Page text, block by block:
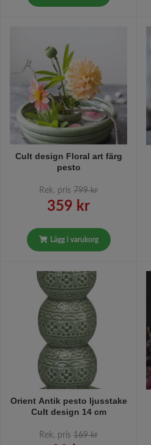
Cult design Floral art färg
pesto
Rek. pris 799 kr
359 kr
Lägg i varukorg
Orient Antik pesto ljusstake
Cult design 14 cm
Rek. pris 169 kr